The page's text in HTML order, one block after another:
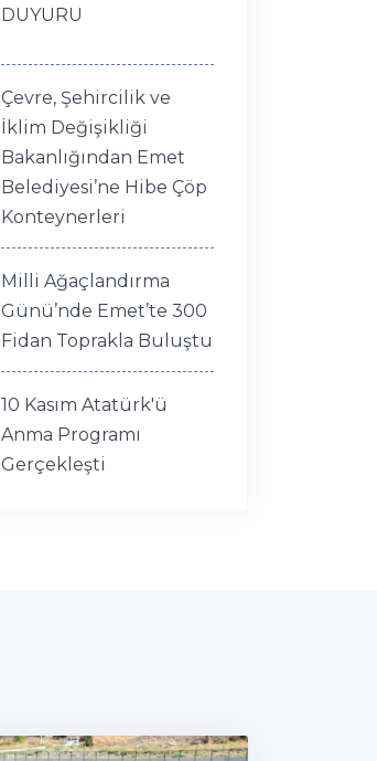
DUYURU
Çevre, Şehircilik ve
İklim Değişikliği
Bakanlığından Emet
Belediyesi’ne Hibe Çöp
Konteynerleri
Milli Ağaçlandırma
Günü’nde Emet’te 300
Fidan Toprakla Buluştu
10 Kasım Atatürk'ü
Anma Programı
Gerçekleşti